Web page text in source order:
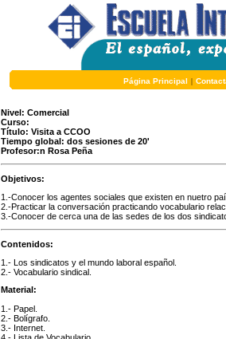
Página Principal |
Nivel: Comercial
Curso:
Título: Visita a CCOO
Tiempo global: dos sesiones de 20'
Profesor:n Rosa Peña
Objetivos:
1.-Conocer los agentes sociales que existen en nuetro
2.-Practicar la conversación practicando vocabulario
3.-Conocer de cerca una de las sedes de los dos
Contenidos:
1.- Los sindicatos y el mundo laboral español.
2.- Vocabulario sindical.
Material:
1.- Papel.
2.- Bolígrafo.
3.- Internet.